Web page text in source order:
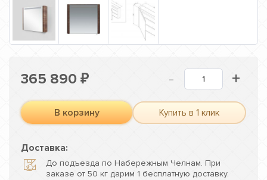
365 890 ₽ - +
В корзину Купить в 1 клик
Доставка:
До подъезда по Набережным Челнам. При
заказе от 50 кг дарим 1 бесплатную доставку.